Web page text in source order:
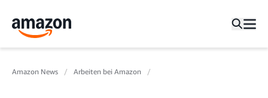
Amazon News Arbeiten bei Amazon